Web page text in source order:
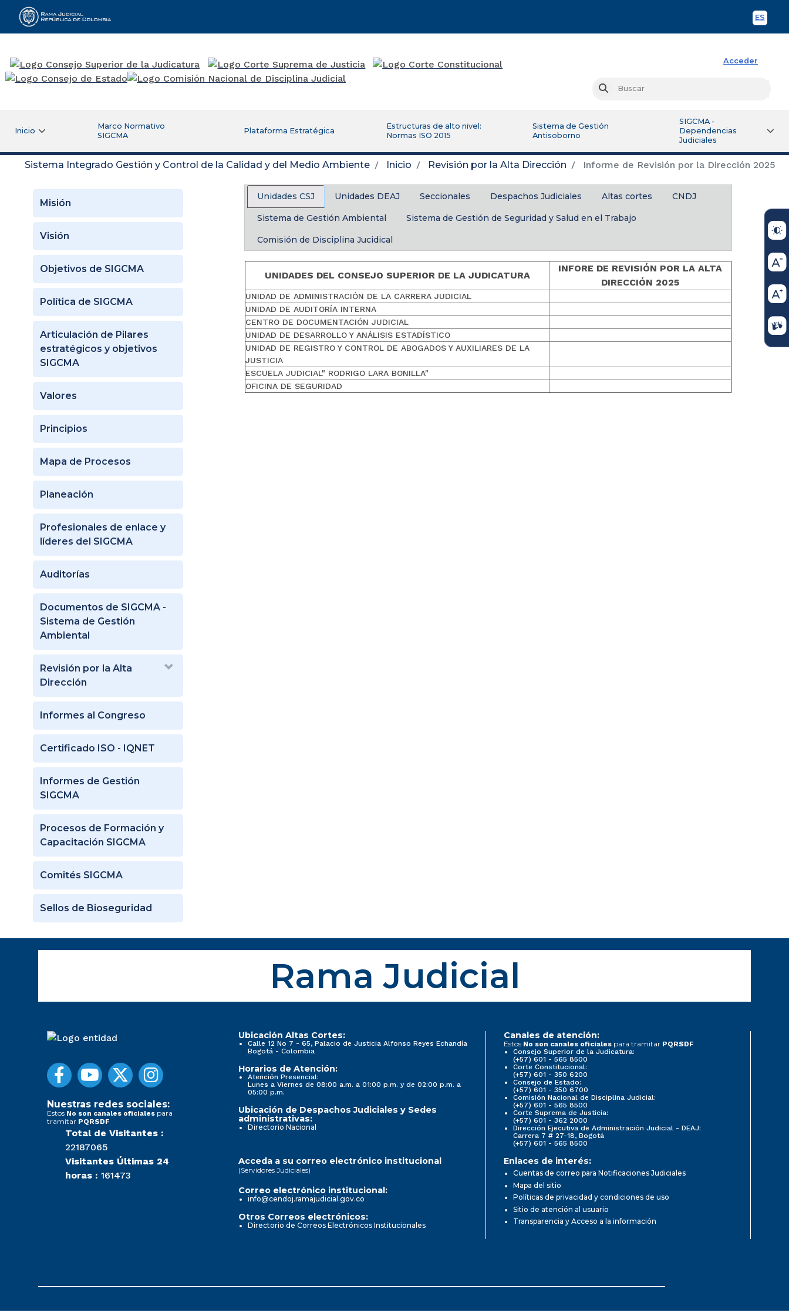
ES
Rama Judicial
Acceder
Buscar
Inicio
Marco Normativo
SIGCMA
Plataforma Estratégica
Estructuras de alto nivel:
Normas ISO 2015
Sistema de Gestión
Antisoborno
SIGCMA -
Dependencias
Judiciales
Sistema Integrado Gestión y Control de la Calidad y del Medio Ambiente Inicio Revisión por la Alta Dirección Informe de Revisión por la Dirección 2025
Misión
Visión
Objetivos de SIGCMA
Política de SIGCMA
Articulación de Pilares
estratégicos y objetivos
SIGCMA
Valores
Principios
Mapa de Procesos
Planeación
Profesionales de enlace y
líderes del SIGCMA
Auditorías
Documentos de SIGCMA -
Sistema de Gestión
Ambiental
Revisión por la Alta
Dirección
Informes al Congreso
Certificado ISO - IQNET
Informes de Gestión
SIGCMA
Procesos de Formación y
Capacitación SIGCMA
Comités SIGCMA
Sellos de Bioseguridad
Unidades CSJ Unidades DEAJ Seccionales Despachos Judiciales Altas cortes CNDJ
Sistema de Gestión Ambiental Sistema de Gestión de Seguridad y Salud en el Trabajo
Comisión de Disciplina Jucidical
UNIDADES DEL CONSEJO SUPERIOR DE LA JUDICATURA
INFORE DE REVISIÓN POR LA ALTA
DIRECCIÓN 2025
UNIDAD DE ADMINISTRACIÓN DE LA CARRERA JUDICIAL
UNIDAD DE AUDITORÍA INTERNA
CENTRO DE DOCUMENTACIÓN JUDICIAL
UNIDAD DE DESARROLLO Y ANÁLISIS ESTADÍSTICO
UNIDAD DE REGISTRO Y CONTROL DE ABOGADOS Y AUXILIARES DE LA
JUSTICIA
ESCUELA JUDICIAL" RODRIGO LARA BONILLA"
OFICINA DE SEGURIDAD
Rama Judicial
Nuestras redes sociales:
Estos No son canales oficiales para
tramitar PQRSDF
Total de Visitantes :
22187065
Visitantes Últimas 24
horas : 161473
Ubicación Altas Cortes:
Calle 12 No 7 - 65, Palacio de Justicia Alfonso Reyes Echandía
Bogotá - Colombia
Horarios de Atención:
Atención Presencial:
Lunes a Viernes de 08:00 a.m. a 01:00 p.m. y de 02:00 p.m. a
05:00 p.m.
Ubicación de Despachos Judiciales y Sedes
administrativas:
Directorio Nacional
Canales de atención:
Estos No son canales oficiales para tramitar PQRSDF
Consejo Superior de la Judicatura:
(+57) 601 - 565 8500
Corte Constitucional:
(+57) 601 - 350 6200
Consejo de Estado:
(+57) 601 - 350 6700
Comisión Nacional de Disciplina Judicial:
(+57) 601 - 565 8500
Corte Suprema de Justicia:
(+57) 601 - 362 2000
Dirección Ejecutiva de Administración Judicial - DEAJ:
Carrera 7 # 27-18, Bogotá
(+57) 601 - 565 8500
Acceda a su correo electrónico institucional
(Servidores Judiciales)
Correo electrónico institucional:
info@cendoj.ramajudicial.gov.co
Otros Correos electrónicos:
Directorio de Correos Electrónicos Institucionales
Enlaces de interés:
Cuentas de correo para Notificaciones Judiciales
Mapa del sitio
Políticas de privacidad y condiciones de uso
Sitio de atención al usuario
Transparencia y Acceso a la información